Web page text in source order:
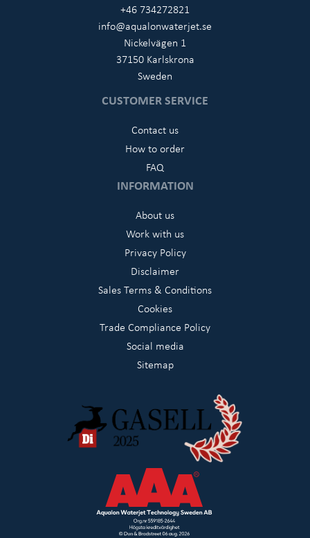
+46 734272821
info@aqualonwaterjet.se
Nickelvägen 1
37150 Karlskrona
Sweden
CUSTOMER SERVICE
Contact us
How to order
FAQ
INFORMATION
About us
Work with us
Privacy Policy
Disclaimer
Sales Terms & Conditions
Cookies
Trade Compliance Policy
Social media
Sitemap